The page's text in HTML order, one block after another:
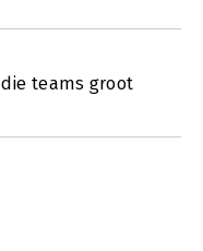
teams groot